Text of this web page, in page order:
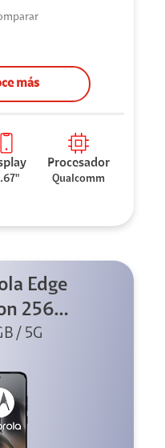
más
Procesador
Qualcomm
Edge
256GB
/ 5G